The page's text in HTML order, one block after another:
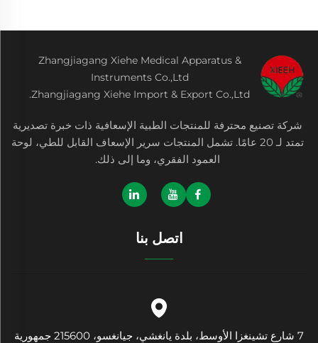
Zhangjiagang Xiehe Medical Apparatus &
Instruments Co.,Ltd
Zhangjiagang Xiehe Import & Export Co.,Ltd.
شركة تصنيع محترفة للمنتجات الطبية الإسعافية ذات خبرة تصديرية
تمتد لـ 20 عامًا. تشمل المنتجات سرير الإسعاف القابل للطي، لوحة
العمود الفقري، وما إلى ذلك.
اتصل بنا
7 شارع تشينغزا الأوسط، بلدة يانغشي، جيانغسو، 215600 جمهورية